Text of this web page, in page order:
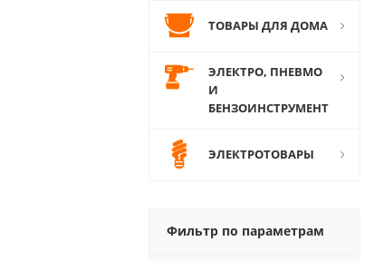
ТОВАРЫ ДЛЯ ДОМА
ЭЛЕКТРО, ПНЕВМО
И
БЕНЗОИНСТРУМЕНТ
ЭЛЕКТРОТОВАРЫ
Фильтр по параметрам